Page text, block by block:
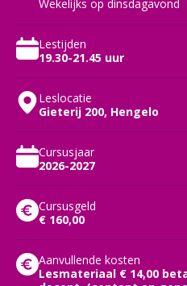
Wekelijks op dinsdagavond
Lestijden
19.30-21.45 uur
Leslocatie
Gieterij 200, Hengelo
Cursusjaar
2026-2027
Cursusgeld
€ 160,00
Aanvullende kosten
Lesmateriaal € 14,00